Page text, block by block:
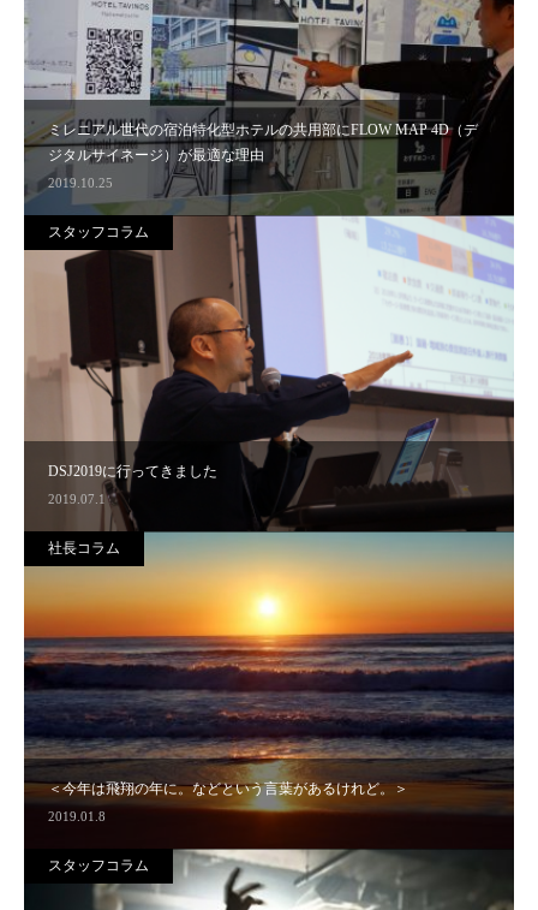
ミレニアル世代の宿泊特化型ホテルの共用部にFLOW MAP 4D（デ
ジタルサイネージ）が最適な理由
2019.10.25
DSJ2019に行ってきました
2019.07.1
スタッフコラム
＜今年は飛翔の年に。などという言葉があるけれど。＞
2019.01.8
社長コラム
スタッフコラム